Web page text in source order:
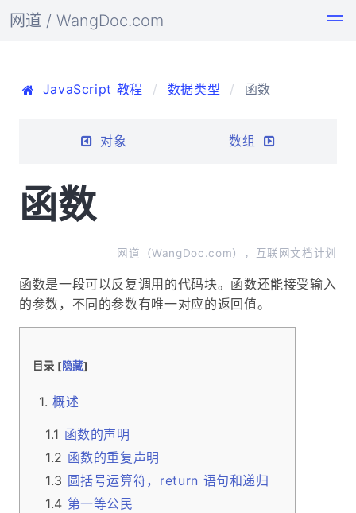
网道 / WangDoc.com
JavaScript 教程 数据类型 函数
对象 数组
函数
网道（WangDoc.com），互联网文档计划
函数是一段可以反复调用的代码块。函数还能接受输入
的参数，不同的参数有唯一对应的返回值。
目录 [隐藏]
概述
函数的声明
函数的重复声明
圆括号运算符，return 语句和递归
第一等公民